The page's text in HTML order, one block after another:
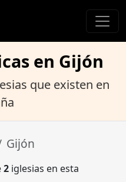
en Gijón
que existen en
Gijón
2 iglesias en esta